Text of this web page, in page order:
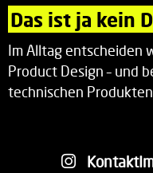
Das ist ja kein
Im Alltag entscheiden
Product Design – und
technischen
Kontakt